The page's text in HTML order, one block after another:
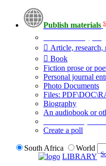
Publish materials
Article, research,
Book
Fiction prose or
Personal journal
Photo Documents
Files:
Biography
An audiobook or
Create a poll
South Africa
World
LIBRARY